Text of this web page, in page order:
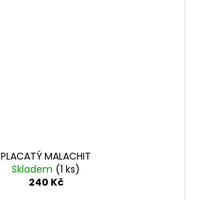
PLACATÝ MALACHIT
Skladem (1 ks)
240 Kč